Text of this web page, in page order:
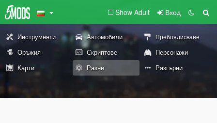
Show Adult Вход
Инструменти Автомобили Пребоядисване
Оръжия Скриптове
Персонажи
Карти
Разни Разгърни